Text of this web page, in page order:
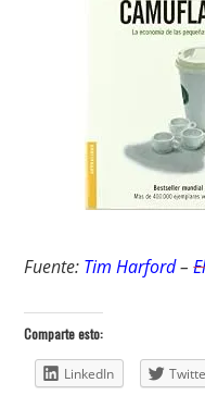
Fuente: Tim Harford–
Comparte esto:
LinkedIn